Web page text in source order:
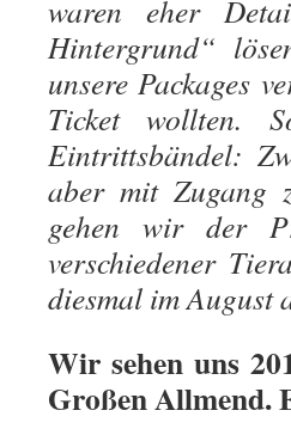
waren eher
Hintergrund“
unsere Packages
Ticket wollten.
Eintrittsbändel:
aber mit Zugang
gehen wir der
verschiedener
diesmal im August
Wir sehen uns
Großen Allmend.